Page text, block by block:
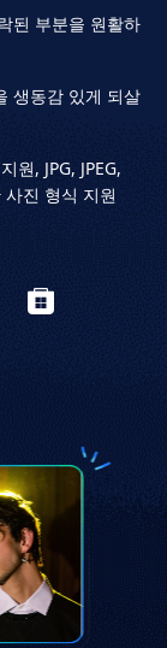
된 부분을 원활하
생동감 있게 되살
원, JPG, JPEG,
사진 형식 지원